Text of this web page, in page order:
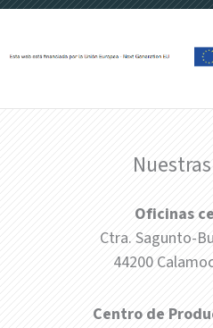
Oficinas
Ctra. Sagunto-
44200
Centro de